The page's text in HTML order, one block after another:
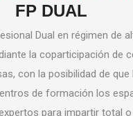
FP DUAL
Dual en régimen de
la coparticipación de
con la posibilidad de que
de formación los
para impartir total